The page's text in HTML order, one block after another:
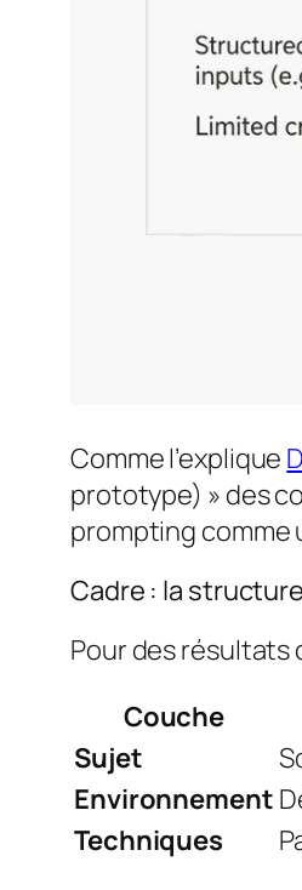
Comme l’explique
prototype) » des
prompting comme
Cadre : la
Pour des résultats
Couche
Sujet
Environnement
Techniques